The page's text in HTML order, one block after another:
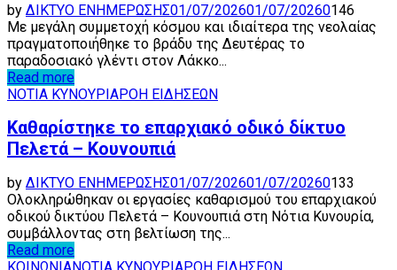
by ΔΙΚΤΥΟ ΕΝΗΜΕΡΩΣΗΣ01/07/202601/07/20260146
Με μεγάλη συμμετοχή κόσμου και ιδιαίτερα της νεολαίας
πραγματοποιήθηκε το βράδυ της Δευτέρας το
παραδοσιακό γλέντι στον Λάκκο...
Read more
ΝΟΤΙΑ ΚΥΝΟΥΡΙΑΡΟΗ ΕΙΔΗΣΕΩΝ
Καθαρίστηκε το επαρχιακό οδικό δίκτυο
Πελετά – Κουνουπιά
by ΔΙΚΤΥΟ ΕΝΗΜΕΡΩΣΗΣ01/07/202601/07/20260133
Ολοκληρώθηκαν οι εργασίες καθαρισμού του επαρχιακού
οδικού δικτύου Πελετά – Κουνουπιά στη Νότια Κυνουρία,
συμβάλλοντας στη βελτίωση της...
Read more